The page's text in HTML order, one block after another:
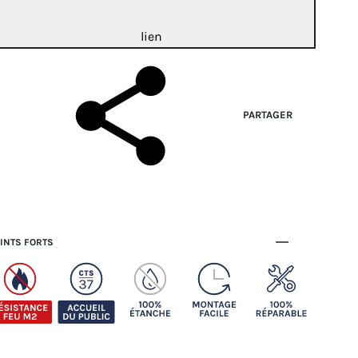
lien
PARTAGER
FORTS